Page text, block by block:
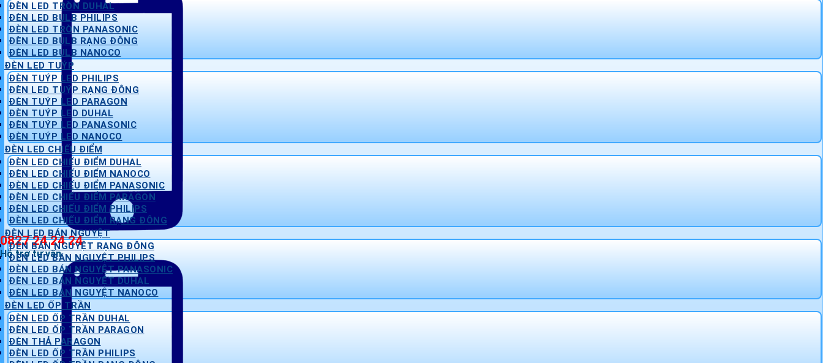
0827 24 24 24
Hỗ trợ tư vấn
ĐÈN LED TRÒN DUHAL
ĐÈN LED BULB PHILIPS
ĐÈN LED TRÒN PANASONIC
ĐÈN LED BULB RẠNG ĐÔNG
ĐÈN LED BULB NANOCO
ĐÈN LED TUÝP
ĐÈN TUÝP LED PHILIPS
ĐÈN LED TUÝP RẠNG ĐÔNG
ĐÈN TUÝP LED PARAGON
ĐÈN TUÝP LED DUHAL
ĐÈN TUÝP LED PANASONIC
ĐÈN TUÝP LED NANOCO
ĐÈN LED CHIẾU ĐIỂM
ĐÈN LED CHIẾU ĐIỂM DUHAL
ĐÈN LED CHIẾU ĐIỂM NANOCO
ĐÈN LED CHIẾU ĐIỂM PANASONIC
ĐÈN LED CHIẾU ĐIỂM PARAGON
ĐÈN LED CHIẾU ĐIỂM PHILIPS
ĐÈN LED CHIẾU ĐIỂM RẠNG ĐÔNG
ĐÈN LED BÁN NGUYỆT
ĐÈN BÁN NGUYỆT RẠNG ĐÔNG
ĐÈN LED BÁN NGUYỆT PHILIPS
ĐÈN LED BÁN NGUYỆT PANASONIC
ĐÈN LED BÁN NGUYỆT DUHAL
ĐÈN LED BÁN NGUYỆT NANOCO
ĐÈN LED ỐP TRẦN
ĐÈN LED ỐP TRẦN DUHAL
ĐÈN LED ỐP TRẦN PARAGON
ĐÈN THẢ PARAGON
ĐÈN LED ỐP TRẦN PHILIPS